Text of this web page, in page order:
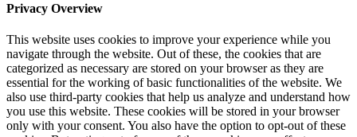
Privacy Overview
This website uses cookies to improve your experience while you
navigate through the website. Out of these, the cookies that are
categorized as necessary are stored on your browser as they are
essential for the working of basic functionalities of the website. We
also use third-party cookies that help us analyze and understand how
you use this website. These cookies will be stored in your browser
only with your consent. You also have the option to opt-out of these